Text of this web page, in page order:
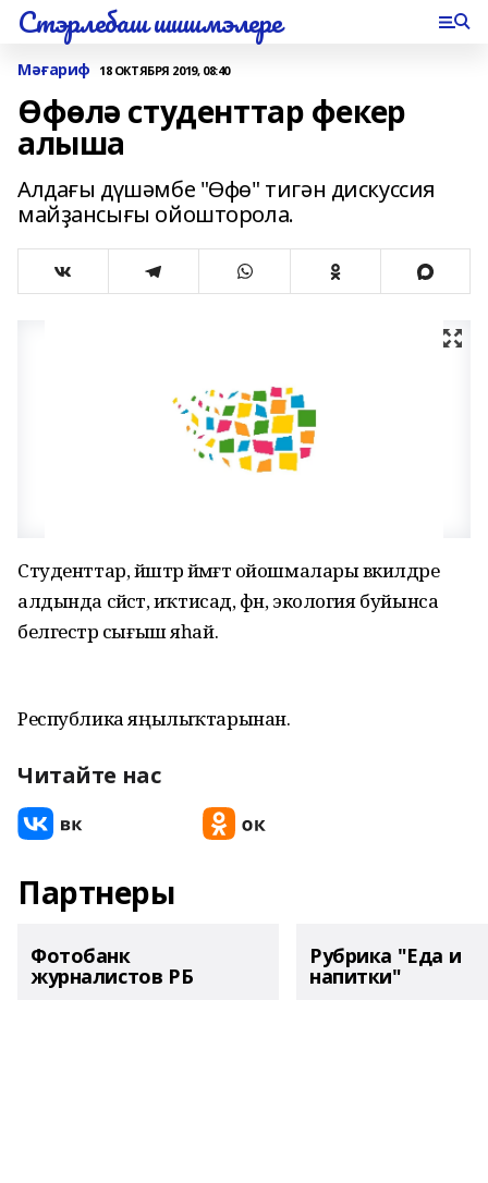
Стэрлебаш шишмэлере
Мәғариф 18 ОКТЯБРЯ 2019, 08:40
Өфөлә студенттар фекер
алыша
Алдағы дүшәмбе "Өфө" тигән дискуссия
майҙансығы ойошторола.
Студенттар, йәштәр йәмәғәт ойошмалары вәкилдәре
алдында сәйәсәт, иҡтисад, фән, экология буйынса
белгестәр сығыш яһай.
Республика яңылыҡтарынан.
Читайте нас
Партнеры
Фотобанк
журналистов РБ
Рубрика "Еда и
напитки"